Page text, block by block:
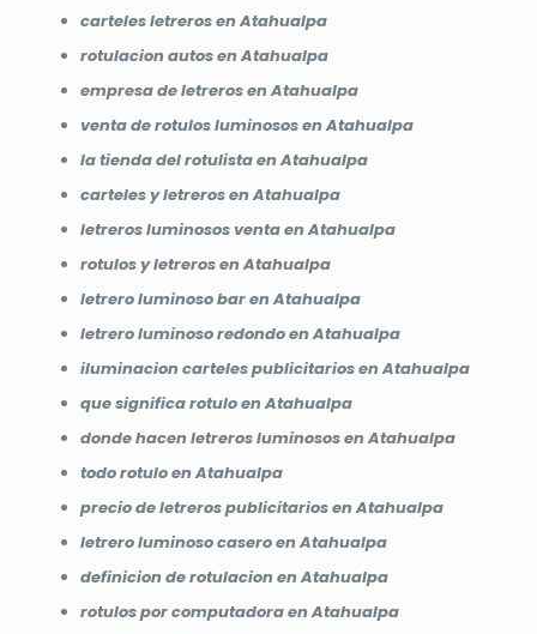
carteles letreros en Atahualpa
rotulacion autos en Atahualpa
empresa de letreros en Atahualpa
venta de rotulos luminosos en Atahualpa
la tienda del rotulista en Atahualpa
carteles y letreros en Atahualpa
letreros luminosos venta en Atahualpa
rotulos y letreros en Atahualpa
letrero luminoso bar en Atahualpa
letrero luminoso redondo en Atahualpa
iluminacion carteles publicitarios en Atahualpa
que significa rotulo en Atahualpa
donde hacen letreros luminosos en Atahualpa
todo rotulo en Atahualpa
precio de letreros publicitarios en Atahualpa
letrero luminoso casero en Atahualpa
definicion de rotulacion en Atahualpa
rotulos por computadora en Atahualpa